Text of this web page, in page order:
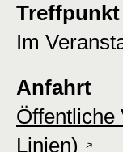
Treffpunkt
Im
Anfahrt
Öffentliche
Linien)